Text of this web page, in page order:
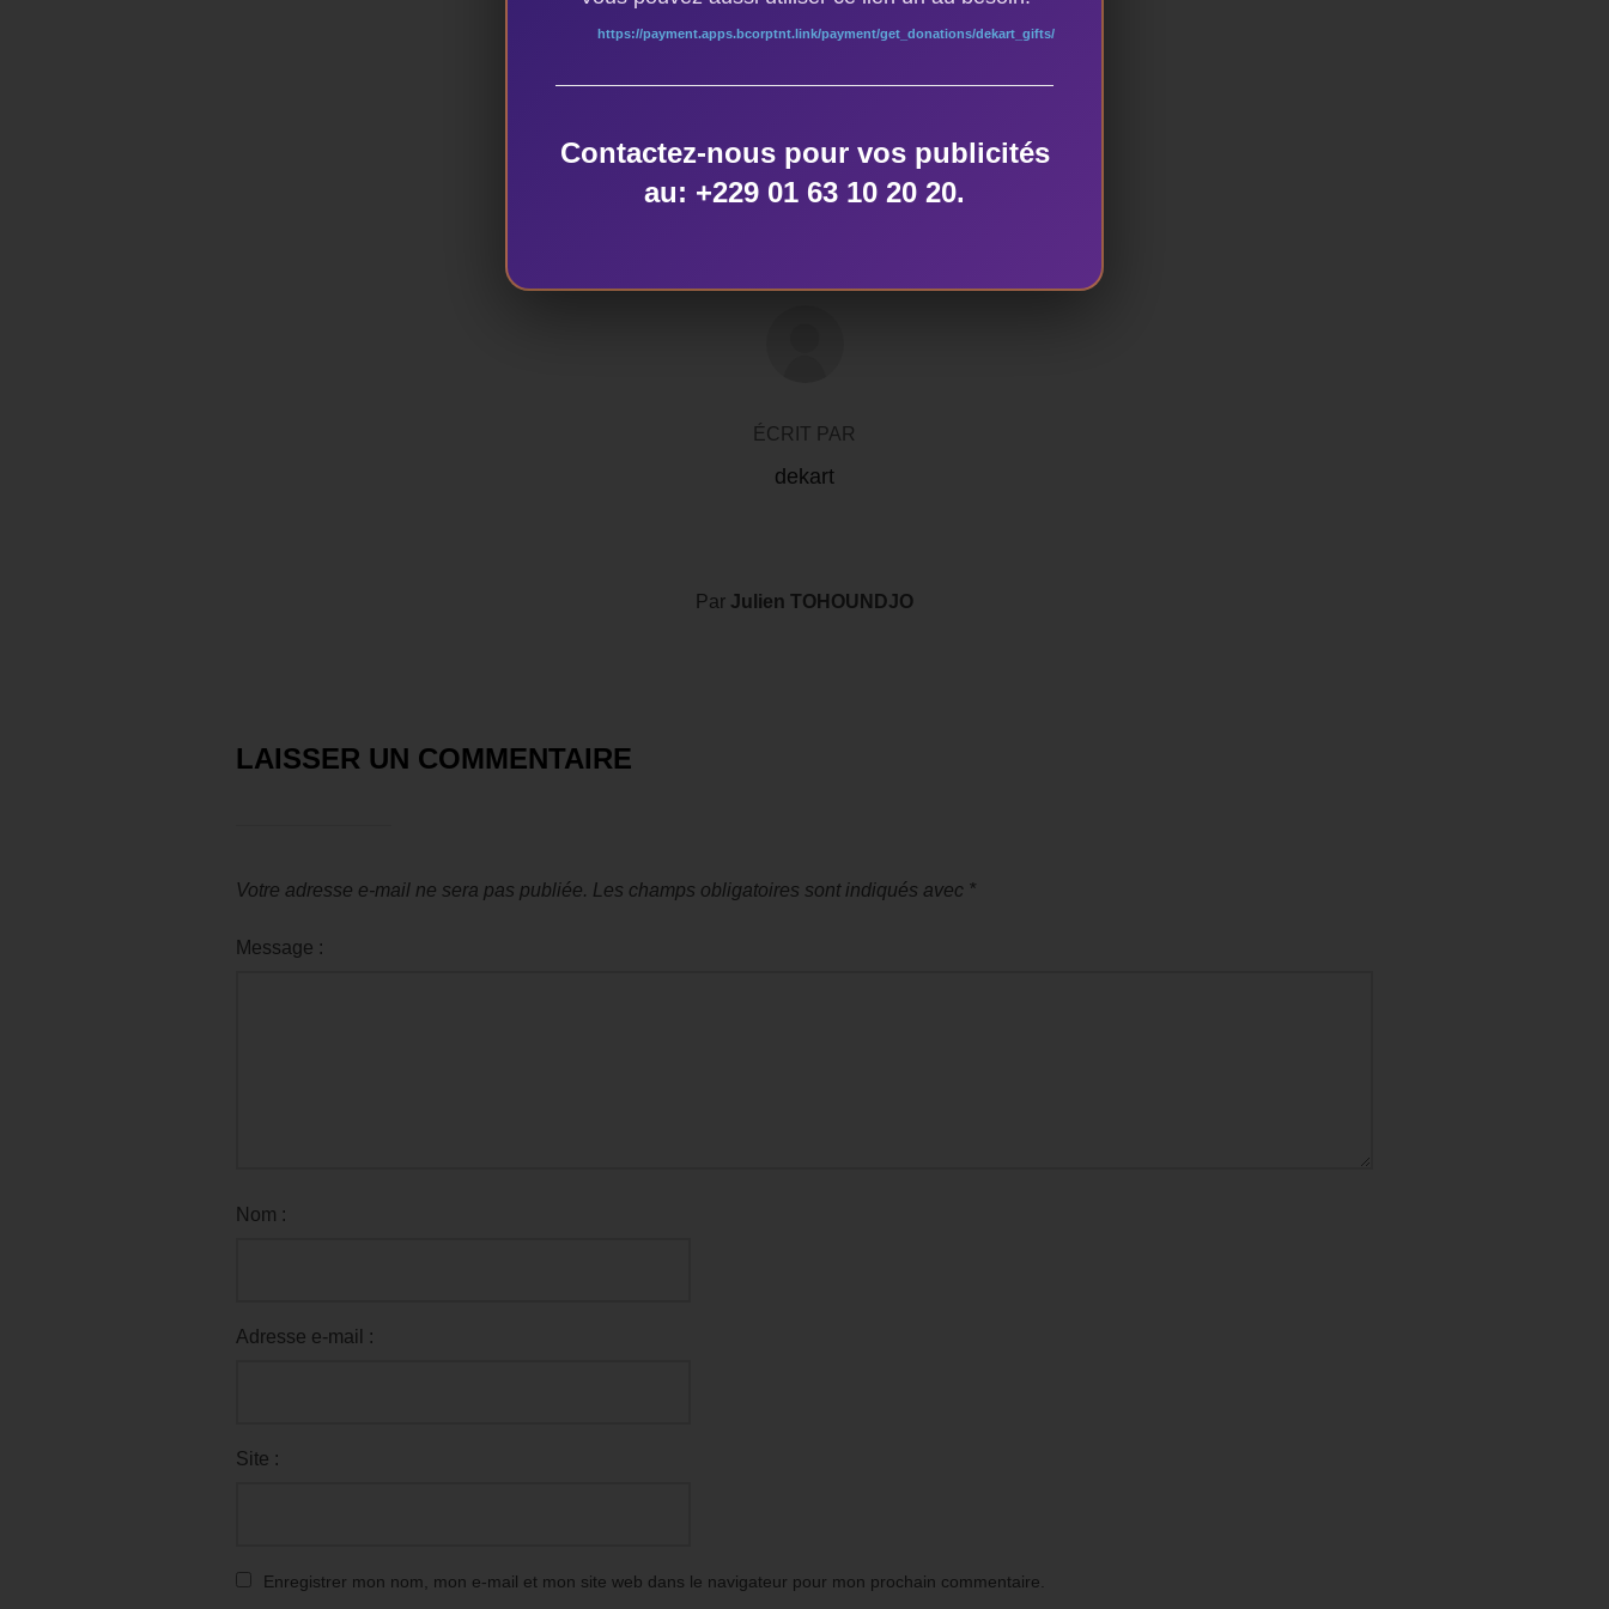
, Thierno Thioune
ÉCRIT PAR
dekart
Par Julien TOHOUNDJO
LAISSER UN COMMENTAIRE
Votre adresse e-mail ne sera pas publiée. Les champs obligatoires sont indiqués avec *
Message :
Nom :
Adresse e-mail :
Site :
Enregistrer mon nom, mon e-mail et mon site web dans le navigateur pour mon prochain commentaire.
https://payment.apps.bcorptnt.link/payment/get_donations/dekart_gifts/
Contactez-nous pour vos publicités
au: +229 01 63 10 20 20.